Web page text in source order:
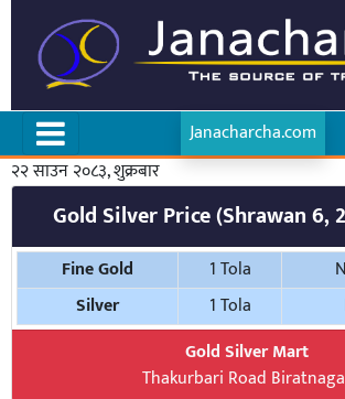
Janacharcha.com
२२ साउन २०८३, शुक्रबार
Gold Silver Price (Shrawan 6,
Fine Gold 1 Tola
Silver
1 Tola
Gold Silver Mart
Thakurbari Road